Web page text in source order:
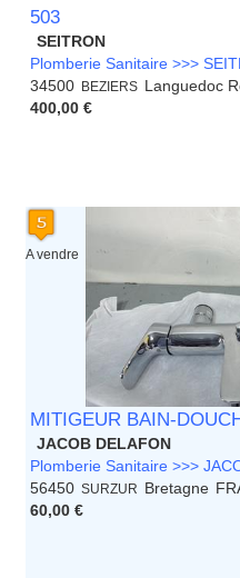
503
SEITRON
Plomberie Sanitaire >>>
34500
BEZIERS Languedoc
400,00 €
A vendre
MITIGEUR BAIN-
JACOB DELAFON
Plomberie Sanitaire >>>
56450 SURZUR Bretagne
60,00 €